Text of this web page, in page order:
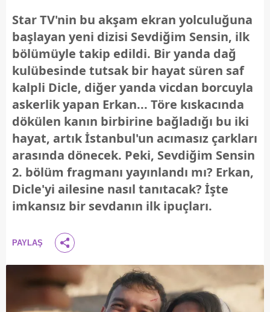
Star TV'nin bu akşam ekran yolculuğuna
başlayan yeni dizisi Sevdiğim Sensin, ilk
bölümüyle takip edildi. Bir yanda dağ
kulübesinde tutsak bir hayat süren saf
kalpli Dicle, diğer yanda vicdan borcuyla
askerlik yapan Erkan... Töre kıskacında
dökülen kanın birbirine bağladığı bu iki
hayat, artık İstanbul'un acımasız çarkları
arasında dönecek. Peki, Sevdiğim Sensin
2. bölüm fragmanı yayınlandı mı? Erkan,
Dicle'yi ailesine nasıl tanıtacak? İşte
imkansız bir sevdanın ilk ipuçları.
PAYLAŞ